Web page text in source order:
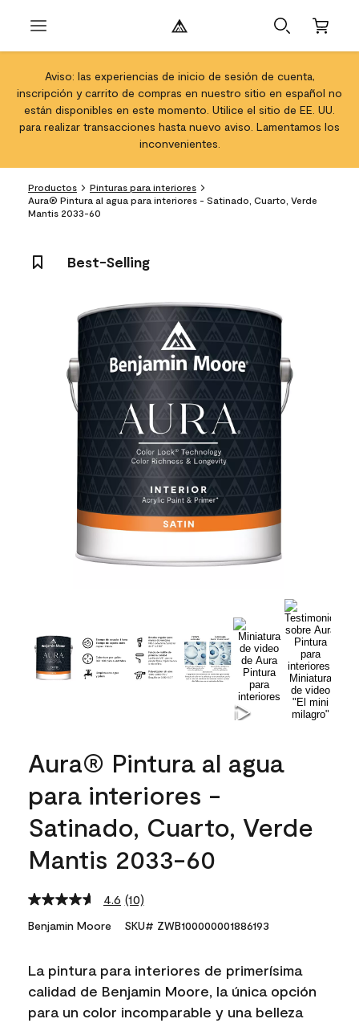
Aviso: las experiencias de inicio de sesión de cuenta,
inscripción y carrito de compras en nuestro sitio en español no
están disponibles en este momento. Utilice el sitio de EE. UU.
para realizar transacciones hasta nuevo aviso. Lamentamos los
inconvenientes.
Productos
Pinturas para interiores
Aura® Pintura al agua para interiores - Satinado, Cuarto, Verde
Mantis 2033-60
Best-Selling
Aura® Pintura al agua
para interiores -
Satinado, Cuarto, Verde
Mantis 2033-60
4.6 Read
10
Reviews.
link.
(10)
Benjamin Moore SKU# ZWB100000001886193
La pintura para interiores de primerísima
calidad de Benjamin Moore, la única opción
para un color incomparable y una belleza